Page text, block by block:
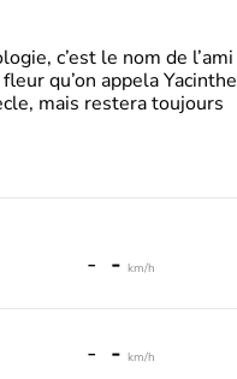
c’est le nom de l’ami
qu’on appela Yacinthe
mais restera toujours
- - km/h
- - km/h